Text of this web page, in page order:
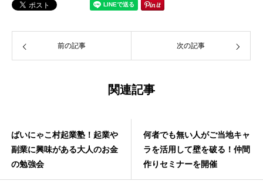
前の記事 次の記事
関連記事
ばいにゃこ村起業塾！起業や
副業に興味がある大人のお金
の勉強会
何者でも無い人がご当地キャ
ラを活用して壁を破る！仲間
作りセミナーを開催